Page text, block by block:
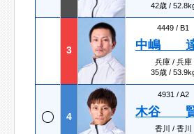
42歳 /
3
4449 / B1
中嶋
兵庫 / 兵庫
35歳 /
4
4931 /A2
木谷
香川 / 香川